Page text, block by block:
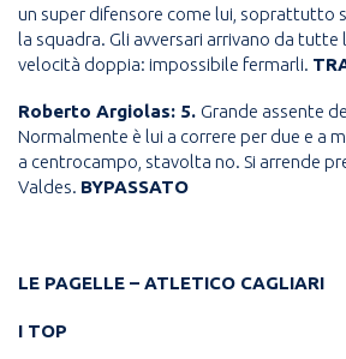
un super difensore come lui, soprattutto
la squadra. Gli avversari arrivano da tutte
velocità doppia: impossibile fermarli.
Roberto Argiolas: 5. Grande assente
Normalmente è lui a correre per due e a
a centrocampo, stavolta no. Si arrende
Valdes. BYPASSATO
LE PAGELLE – ATLETICO CAGLIARI
I TOP